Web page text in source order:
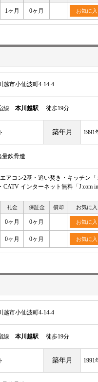
1ヶ月 0ヶ月 お気に入
越市小仙波町4-14-4
線 本川越駅 徒歩19分
築年月 1991
量鉄骨造
コン2基・追い焚き・キッチン「
インターネット無料「J:com
礼金 保証金 償却 お気に入
0ヶ月 0ヶ月 お気に入
0ヶ月 0ヶ月 お気に入
越市小仙波町4-14-4
線 本川越駅 徒歩19分
築年月 1991